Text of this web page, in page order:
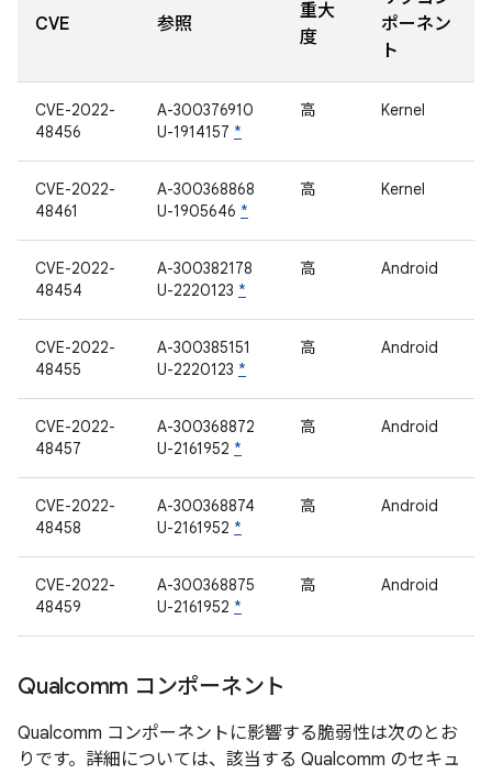
CVE 参照
重大
度
ポーネン
ト
CVE-2022-
48456
A-300376910
U-1914157 *
高 Kernel
CVE-2022-
48461
A-300368868
U-1905646 *
高 Kernel
CVE-2022-
48454
A-300382178
U-2220123 *
高 Android
CVE-2022-
48455
A-300385151
U-2220123 *
高 Android
CVE-2022-
48457
A-300368872
U-2161952 *
高 Android
CVE-2022-
48458
A-300368874
U-2161952 *
高 Android
CVE-2022-
48459
A-300368875
U-2161952 *
高 Android
Qualcomm コンポーネント
Qualcomm コンポーネントに影響する脆弱性は次のとお
りです。詳細については、該当する Qualcomm のセキュ